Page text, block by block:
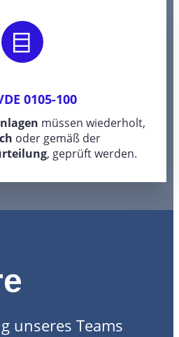
0105-100
müssen wiederholt,
oder gemäß der
, geprüft werden.
unseres Teams